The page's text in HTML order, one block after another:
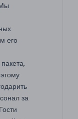
его
за